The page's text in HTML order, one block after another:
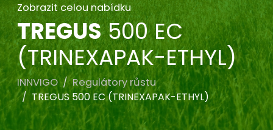
Zobrazit celou nabídku
TREGUS500 EC
(TRINEXAPAK-ETHYL)
INNVIGO
Regulátory růstu
TREGUS 500 EC (TRINEXAPAK-ETHYL)